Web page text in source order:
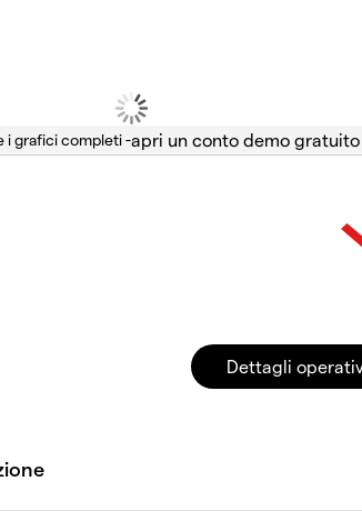
i grafici completi -
Dettagli